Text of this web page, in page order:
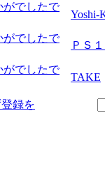
がでしたで
Yoshi-
がでしたで
ＰＳ
がでしたで
TAKE
録を